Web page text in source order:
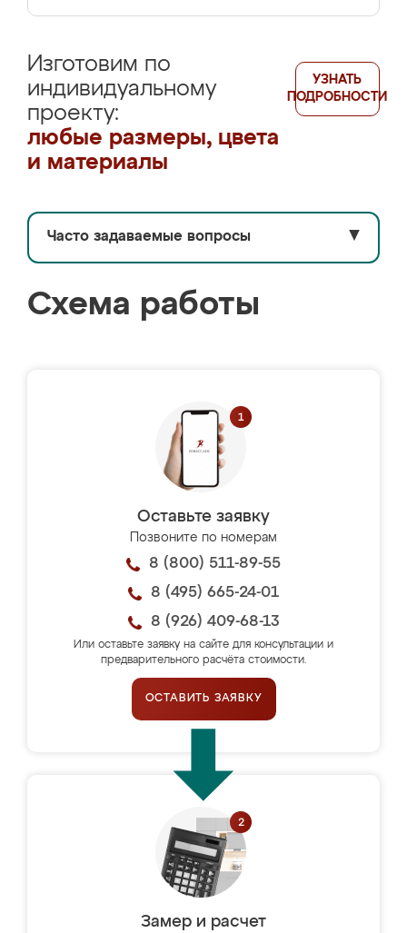
Изготовим по
индивидуальному
проекту:
любые размеры, цвета
и материалы
УЗНАТЬ
ПОДРОБНОСТИ
Часто задаваемые вопросы ▼
Схема работы
Оставьте заявку
Позвоните по номерам
8 (800) 511-89-55
8 (495) 665-24-01
8 (926) 409-68-13
Или оставьте заявку на сайте для консультации и
предварительного расчёта стоимости.
ОСТАВИТЬ ЗАЯВКУ
Замер и расчет